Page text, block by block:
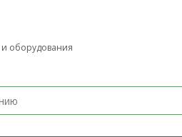
оборудования